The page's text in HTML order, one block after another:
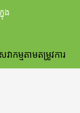
ង
វាកម្មតាមតម្រូវការ